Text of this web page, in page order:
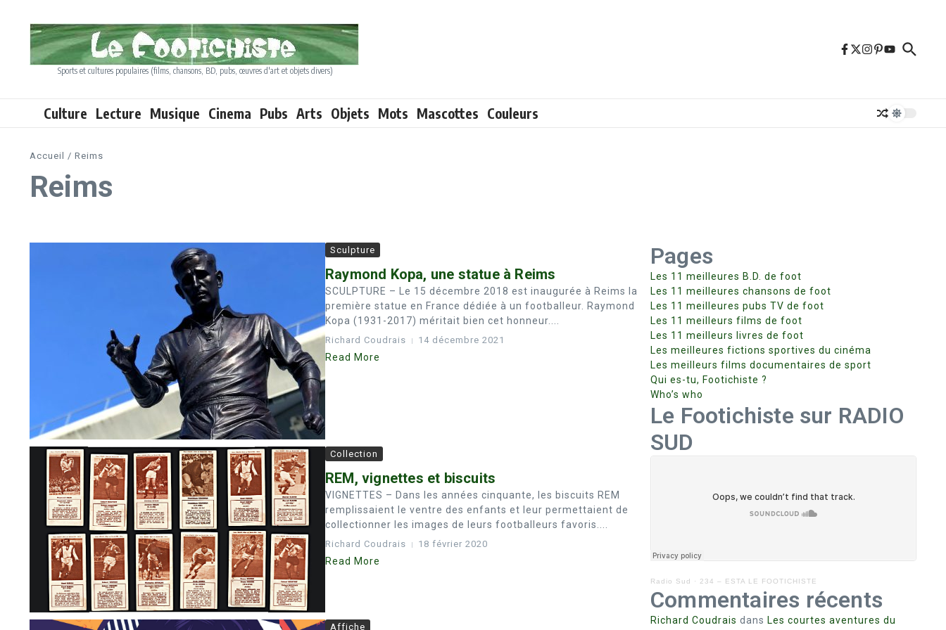
Sports et cultures populaires (films, chansons, BD, pubs, œuvres d'art et objets divers)
Culture Lecture Musique Cinema Pubs Arts Objets Mots Mascottes Couleurs
Accueil / Reims
Reims
Sculpture
Raymond Kopa, une statue à Reims
SCULPTURE – Le 15 décembre 2018 est inaugurée à Reims la
première statue en France dédiée à un footballeur. Raymond
Kopa (1931-2017) méritait bien cet honneur....
Richard Coudrais 14 décembre 2021
Read More
Collection
REM, vignettes et biscuits
VIGNETTES – Dans les années cinquante, les biscuits REM
remplissaient le ventre des enfants et leur permettaient de
collectionner les images de leurs footballeurs favoris....
Richard Coudrais 18 février 2020
Read More
Affiche
Pages
Les 11 meilleures B.D. de foot
Les 11 meilleures chansons de foot
Les 11 meilleures pubs TV de foot
Les 11 meilleurs films de foot
Les 11 meilleurs livres de foot
Les meilleures fictions sportives du cinéma
Les meilleurs films documentaires de sport
Qui es-tu, Footichiste ?
Who’s who
Le Footichiste sur RADIO
SUD
Radio Sud · 234 – ESTA LE FOOTICHISTE
Commentaires récents
Richard Coudrais dans Les courtes aventures du